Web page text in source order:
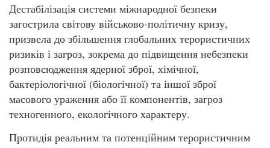
Дестабілізація системи міжнародної безпеки
загострила світову військово-політичну кризу,
призвела до збільшення глобальних терористичних
ризиків і загроз, зокрема до підвищення небезпеки
розповсюдження ядерної зброї, хімічної,
бактеріологічної (біологічної) та іншої зброї
масового ураження або її компонентів, загроз
техногенного, екологічного характеру.
Протидія реальним та потенційним терористичним